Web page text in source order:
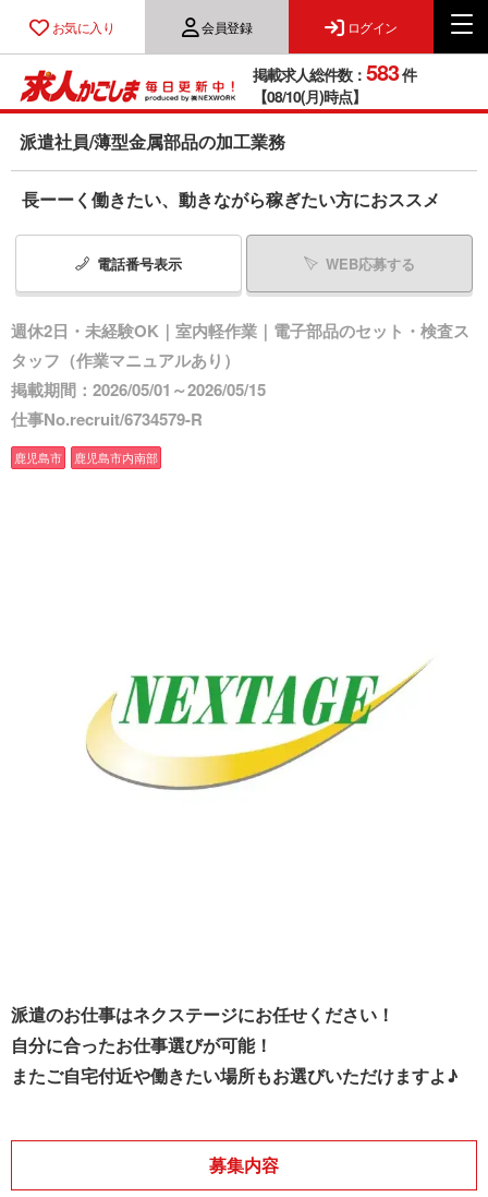
お気に入り 会員登録 ログイン
掲載求人総件数： 583件
【08/10(月)時点】
派遣社員/薄型金属部品の加工業務
長ーーく働きたい、動きながら稼ぎたい方におススメ
電話番号表示 WEB応募する
週休2日・未経験OK｜室内軽作業｜電子部品のセット・検査ス
タッフ（作業マニュアルあり）
掲載期間：2026/05/01～2026/05/15
仕事No.recruit/6734579-R
鹿児島市 鹿児島市内南部
派遣のお仕事はネクステージにお任せください！
自分に合ったお仕事選びが可能！
またご自宅付近や働きたい場所もお選びいただけますよ♪
募集内容